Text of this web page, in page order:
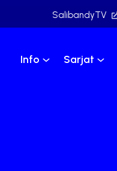
SalibandyTV
Info Sarjat